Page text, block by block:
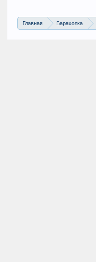
Главная Барахолка